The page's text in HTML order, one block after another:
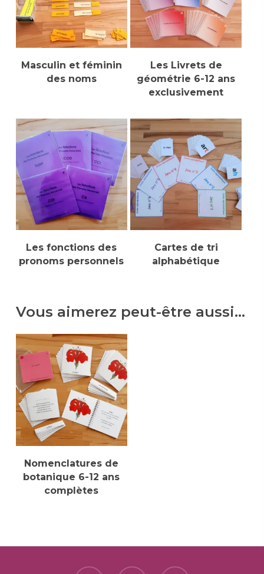
Sélectionner Des
Options
Masculin et féminin
des noms
Lire La Suite
Les Livrets de
géométrie 6-12 ans
exclusivement
Sélectionner Des
Options
Les fonctions des
pronoms personnels
Sélectionner Des
Options
Cartes de tri
alphabétique
Vous aimerez peut-être aussi…
Sélectionner Des
Options
Nomenclatures de
botanique 6-12 ans
complètes